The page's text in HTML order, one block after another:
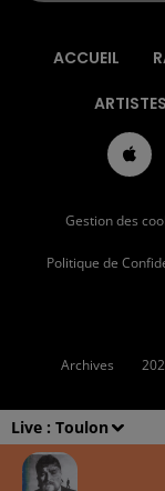
Live : Toulon
ACCUEIL
Gestion des
Politique de
Archives